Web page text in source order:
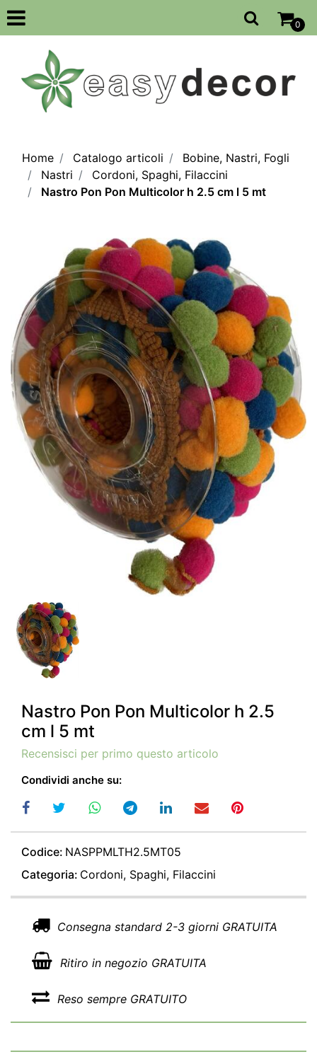
Open
0
Home Catalogo articoli
Bobine, Nastri, Fogli
Nastri
Cordoni, Spaghi, Filaccini
Nastro Pon Pon Multicolor h 2.5 cm l 5 mt
Nastro Pon Pon Multicolor h 2.5
cm l 5 mt
Recensisci per primo questo articolo
Condividi anche su:
Codice: NASPPMLTH2.5MT05
Categoria: Cordoni, Spaghi, Filaccini
Consegna standard 2-3 giorni GRATUITA
Ritiro in negozio GRATUITA
Reso sempre GRATUITO